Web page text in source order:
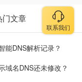
门文章
能DNS解析记录？
域名DNS还未修改？
联系我们